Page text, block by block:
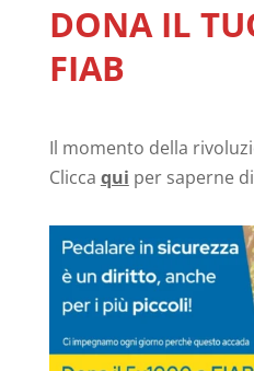
DONA IL
FIAB
Il momento della
Clicca qui per saperne